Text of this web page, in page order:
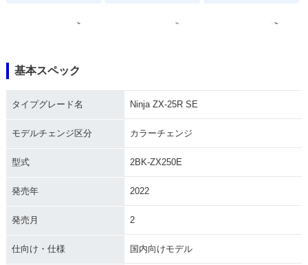
5R SE KRT Editio
5R SE・カラーチェ
5R SE・マイナーチ
ェンジ
5R SE・カラーチェ
基本スペック
タイプグレード名 Ninja ZX-25R SE
モデルチェンジ区分 カラーチェンジ
型式 2BK-ZX250E
発売年 2022
発売月 2
仕向け・仕様 国内向けモデル